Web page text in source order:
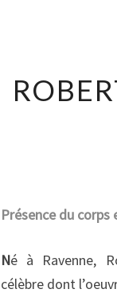
Présence du
Né à Ravenne,
célèbre dont